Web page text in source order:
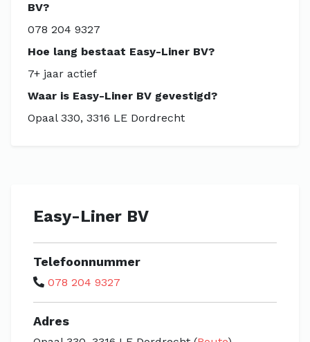
BV?
078 204 9327
Hoe lang bestaat Easy-Liner BV?
7+ jaar actief
Waar is Easy-Liner BV gevestigd?
Opaal 330, 3316 LE Dordrecht
Easy-Liner BV
Telefoonnummer
078 204 9327
Adres